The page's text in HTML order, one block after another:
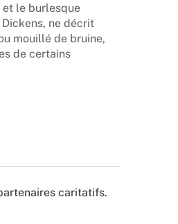
le burlesque
ne décrit
mouillé de bruine,
de certains
caritatifs.